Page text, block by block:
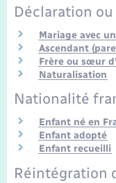
Sécurité -
Seniors
Voirie et espace
Déclaration
Mariage avec
Ascendant
Frère ou sœur
Naturalisation
Nationalité
Enfant né en
Enfant adopté
Enfant recueilli
Réintégration